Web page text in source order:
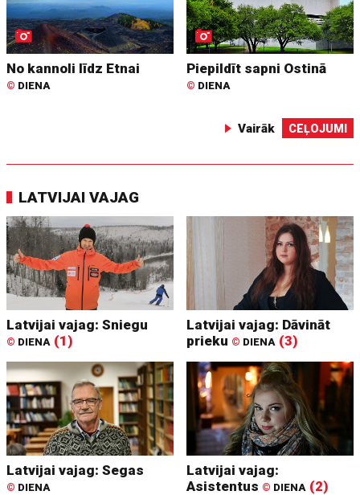
No kannoli līdz Etnai
© DIENA
Piepildīt sapni Ostinā
© DIENA
Vairāk CEĻOJUMI
LATVIJAI VAJAG
Latvijai vajag: Sniegu
© DIENA (1)
Latvijai vajag: Dāvināt
prieku © DIENA (3)
Latvijai vajag: Segas
© DIENA
Latvijai vajag:
Asistentus © DIENA (2)